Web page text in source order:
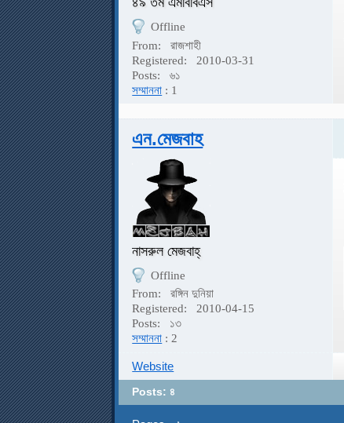
Offline
From:
রাজশাহী
Registered:
2010-03-31
Posts:
৬১
সম্মাননা : 1
এন.মেজবাহ
নাসরুল মেজবাহ্
Offline
From:
রঙ্গিন দুনিয়া
Registered:
2010-04-15
Posts:
১৩
সম্মাননা : 2
Website
Posts: ৪